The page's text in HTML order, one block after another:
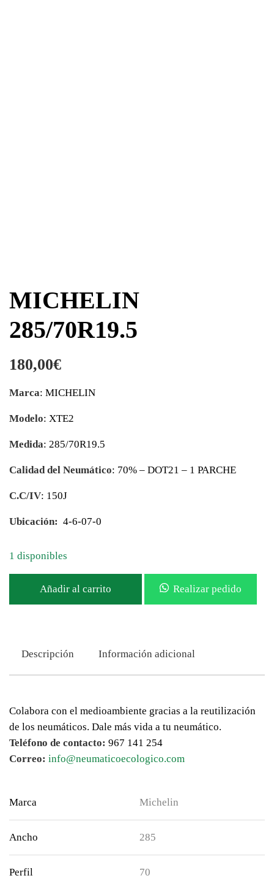
MICHELIN
285/70R19.5
180,00€
Marca: MICHELIN
Modelo: XTE2
Medida: 285/70R19.5
Calidad del Neumático: 70% – DOT21 – 1 PARCHE
C.C/IV: 150J
Ubicación: 4-6-07-0
1 disponibles
Añadir al carrito Realizar pedido
Descripción Información adicional
Colabora con el medioambiente gracias a la reutilización
de los neumáticos. Dale más vida a tu neumático.
Teléfono de contacto: 967 141 254
Correo: info@neumaticoecologico.com
Marca Michelin
Ancho 285
Perfil 70